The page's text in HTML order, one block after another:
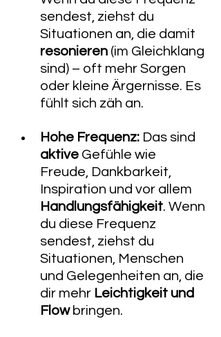
sendest, ziehst du
Situationen an, die damit
resonieren (im Gleichklang
sind) – oft mehr Sorgen
oder kleine Ärgernisse. Es
fühlt sich zäh an.
Hohe Frequenz: Das sind
aktive Gefühle wie
Freude, Dankbarkeit,
Inspiration und vor allem
Handlungsfähigkeit. Wenn
du diese Frequenz
sendest, ziehst du
Situationen, Menschen
und Gelegenheiten an, die
dir mehr Leichtigkeit und
Flow bringen.